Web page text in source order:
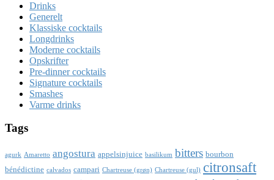
Drinks
Generelt
Klassiske cocktails
Longdrinks
Moderne cocktails
Opskrifter
Pre-dinner cocktails
Signature cocktails
Smashes
Varme drinks
Tags
agurk Amaretto angostura appelsinjuice basilikum bitters bourbon
bénédictine calvados campari Chartreuse (grøn) Chartreuse (gul) citronsaft